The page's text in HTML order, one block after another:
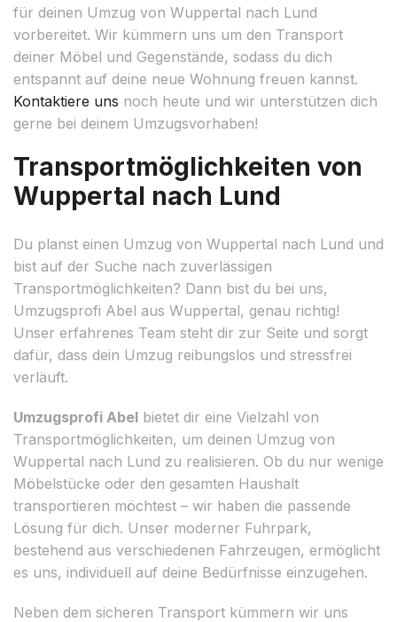
für deinen Umzug von Wuppertal nach Lund
vorbereitet. Wir kümmern uns um den Transport
deiner Möbel und Gegenstände, sodass du dich
entspannt auf deine neue Wohnung freuen kannst.
Kontaktiere uns noch heute und wir unterstützen dich
gerne bei deinem Umzugsvorhaben!
Transportmöglichkeiten von
Wuppertal nach Lund
Du planst einen Umzug von Wuppertal nach Lund und
bist auf der Suche nach zuverlässigen
Transportmöglichkeiten? Dann bist du bei uns,
Umzugsprofi Abel aus Wuppertal, genau richtig!
Unser erfahrenes Team steht dir zur Seite und sorgt
dafür, dass dein Umzug reibungslos und stressfrei
verläuft.
Umzugsprofi Abel bietet dir eine Vielzahl von
Transportmöglichkeiten, um deinen Umzug von
Wuppertal nach Lund zu realisieren. Ob du nur wenige
Möbelstücke oder den gesamten Haushalt
transportieren möchtest – wir haben die passende
Lösung für dich. Unser moderner Fuhrpark,
bestehend aus verschiedenen Fahrzeugen, ermöglicht
es uns, individuell auf deine Bedürfnisse einzugehen.
Neben dem sicheren Transport kümmern wir uns